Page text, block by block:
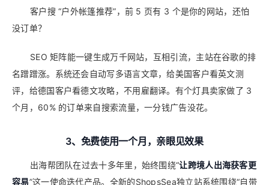
客户搜 “户外帐篷推荐”，前 5 页有 3 个是你的网站，还怕
没订单？
SEO 矩阵能一键生成万千网站，互相引流，主站在谷歌的排
名蹭蹭涨。系统还会自动写多语言文章，给美国客户看英文测
评，给德国客户看德文攻略，不用雇翻译。有个灯具卖家做了 3
个月，60% 的订单来自搜索流量，一分钱广告没花。
3、免费使用一个月，亲眼见效果
出海帮团队在过去十多年里，始终围绕“让跨境人出海获客更
容易”这一使命迭代产品。全新的ShopsSea独立站系统围绕“自带